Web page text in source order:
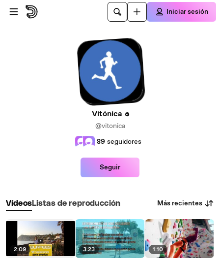
Saltar al contenido principal
Iniciar sesión
Vitónica
@vitonica
89 seguidores
Seguir
VídeosListas de reproducción Más recientes
2:09 3:23 1:10